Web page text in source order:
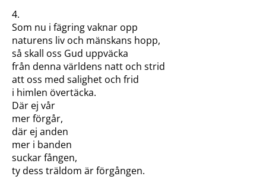
4.
Som nu i fägring vaknar opp
naturens liv och mänskans hopp,
så skall oss Gud uppväcka
från denna världens natt och strid
att oss med salighet och frid
i himlen övertäcka.
Där ej vår
mer förgår,
där ej anden
mer i banden
suckar fången,
ty dess träldom är förgången.